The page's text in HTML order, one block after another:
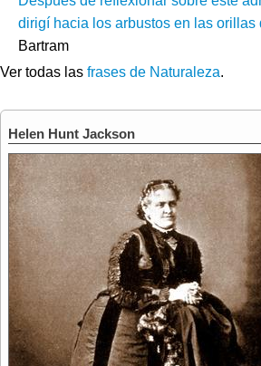
dirigí hacia los arbustos en las orillas
Bartram
Ver todas las frases de Naturaleza.
Helen Hunt Jackson